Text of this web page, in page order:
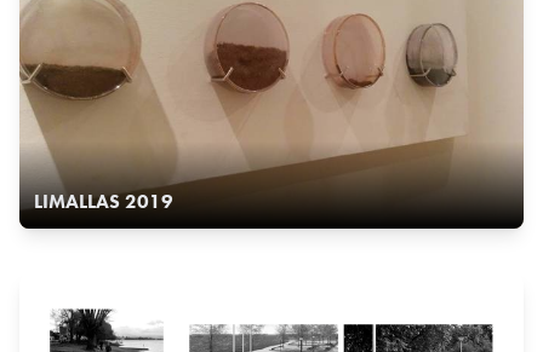
LIMALLAS 2019